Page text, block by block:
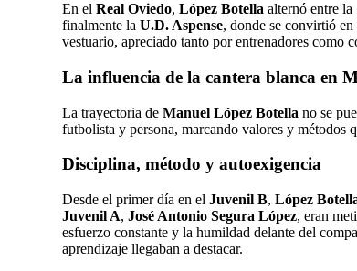
En el Real Oviedo, López Botella alternó entre
finalmente la U.D. Aspense, donde se convirtió
vestuario, apreciado tanto por entrenadores como
La influencia de la cantera blanca en
La trayectoria de Manuel López Botella no se
futbolista y persona, marcando valores y métodos
Disciplina, método y autoexigencia
Desde el primer día en el Juvenil B, López
Juvenil A, José Antonio Segura López, eran
esfuerzo constante y la humildad delante del
aprendizaje llegaban a destacar.